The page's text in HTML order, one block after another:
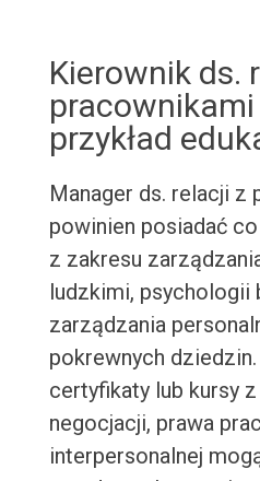
Kierownik ds.
przykład
Manager ds. relacji z
powinien posiadać
z zakresu
ludzkimi, psychologii
zarządzania
pokrewnych
certyfikaty lub kursy
negocjacji, prawa
interpersonalnej